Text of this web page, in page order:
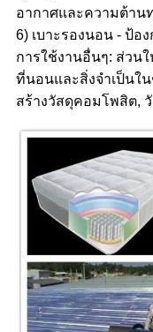
อากาศและความต้าน
6) เบาะรองนอน - ป้อ
การใช้งานอื่นๆ: ส่วน
ที่นอนและสิ่งจำเป็นใ
สร้างวัสดุคอมโพสิต,